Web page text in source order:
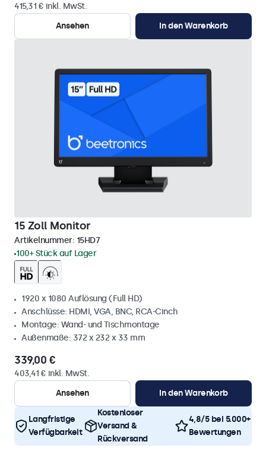
415,31 € inkl. MwSt.
Ansehen
In den Warenkorb
15 Zoll Monitor
Artikelnummer: 15HD7
100+ Stück auf Lager
1920 x 1080 Auflösung (Full HD)
Anschlüsse: HDMI, VGA, BNC, RCA-Cinch
Montage: Wand- und Tischmontage
Außenmaße: 372 x 232 x 33 mm
339,00 €
403,41 € inkl. MwSt.
Ansehen
In den Warenkorb
Langfristige
Verfügbarkeit
Kostenloser
Versand &
Rückversand
4,8/5 bei 5.000+
Bewertungen